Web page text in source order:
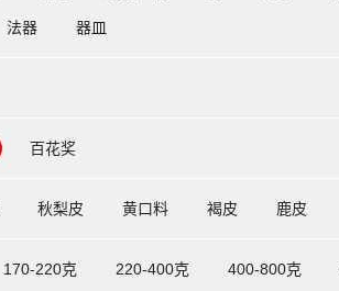
法器 器皿
百花奖
秋梨皮 黄口料 褐皮 鹿皮
170-220克 220-400克 400-800克